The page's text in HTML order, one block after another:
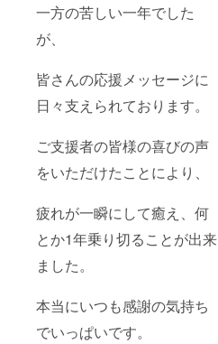
一方の苦しい一年でした
が、
皆さんの応援メッセージに
日々支えられております。
ご支援者の皆様の喜びの声
をいただけたことにより、
疲れが一瞬にして癒え、何
とか1年乗り切ることが出来
ました。
本当にいつも感謝の気持ち
でいっぱいです。